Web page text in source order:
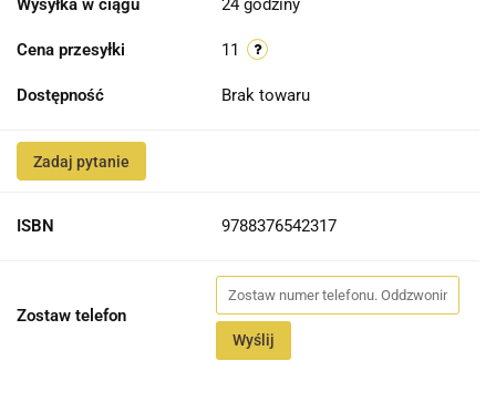
Wysyłka w ciągu 24 godziny
Cena przesyłki 11
Dostępność Brak towaru
Zadaj pytanie
ISBN 9788376542317
Zostaw telefon
Wyślij